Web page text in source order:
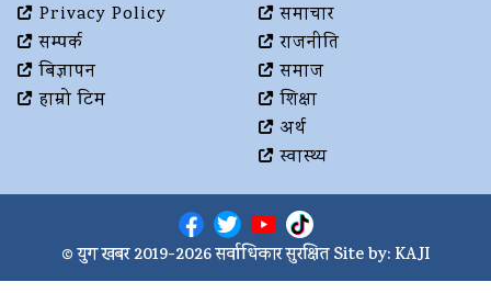
Privacy Policy
सम्पर्क
बिज्ञापन
हाम्रो टिम
समाचार
राजनीति
समाज
शिक्षा
अर्थ
स्वास्थ्य
© युग खबर 2019-2026 सर्वाधिकार सुरक्षित Site by: KAJI